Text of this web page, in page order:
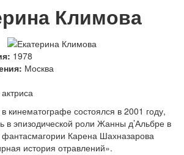
Климова
1978
Москва
актриса
кинематографе состоялся в 2001 году,
в эпизодической роли Жанны д’Альбре в
фантасмагории Карена Шахназарова
история отравлений».